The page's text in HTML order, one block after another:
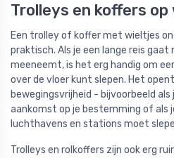
Trolleys en koffers
Een trolley of koffer met wieltjes
praktisch. Als je een lange reis gaat
meeneemt, is het erg handig om
over de vloer kunt slepen. Het
bewegingsvrijheid - bijvoorbeeld
aankomst op je bestemming of als
luchthavens en stations moet
Trolleys en rolkoffers zijn ook erg